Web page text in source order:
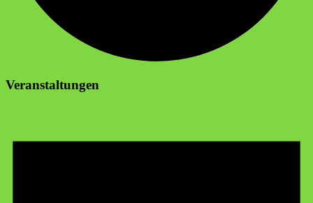
Veranstaltungen